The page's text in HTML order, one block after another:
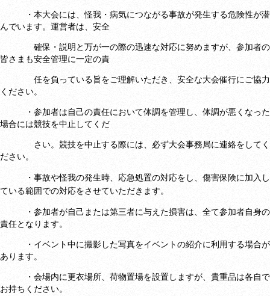
・本大会には、怪我・病気につながる事故が発生する危険性が潜
んでいます。運営者は、安全
確保・説明と万が一の際の迅速な対応に努めますが、参加者の
皆さまも安全管理に一定の責
任を負っている旨をご理解いただき、安全な大会催行にご協力
ください。
・参加者は自己の責任において体調を管理し、体調が悪くなった
場合には競技を中止してくだ
さい。競技を中止する際には、必ず大会事務局に連絡をしてく
ださい。
・事故や怪我の発生時、応急処置の対応をし、傷害保険に加入し
ている範囲での対応をさせていただきます。
・参加者が自己または第三者に与えた損害は、全て参加者自身の
責任となります。
・イベント中に撮影した写真をイベントの紹介に利用する場合が
あります。
・会場内に更衣場所、荷物置場を設置しますが、貴重品は各自で
お持ちください。